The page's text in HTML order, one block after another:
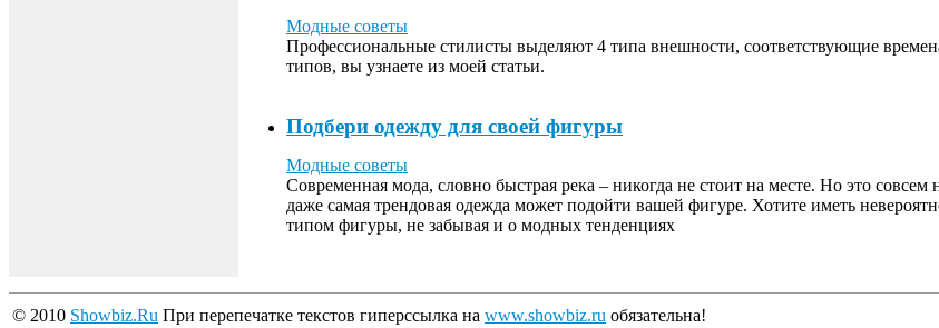
Модные советы
Профессиональные стилисты выделяют 4 типа внешности, соответствующие
типов, вы узнаете из моей статьи.
Подбери одежду для своей фигуры
Модные советы
Современная мода, словно быстрая река – никогда не стоит на месте. Но это
даже самая трендовая одежда может подойти вашей фигуре. Хотите иметь
типом фигуры, не забывая и о модных тенденциях
© 2010 Showbiz.Ru При перепечатке текстов гиперссылка на www.showbiz.ru обязательна!